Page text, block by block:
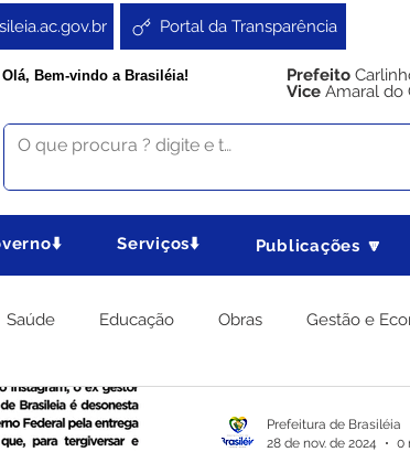
Portal da Transparência
Olá, Bem-vindo a Brasiléia! Prefeito
Vice Amaral do
Serviços⬇️ Publicações 🔽
Saúde Educação Obras Gestão e
Agricultura e Produção
Prefeitura de Brasiléia
28 de nov. de 2024
0